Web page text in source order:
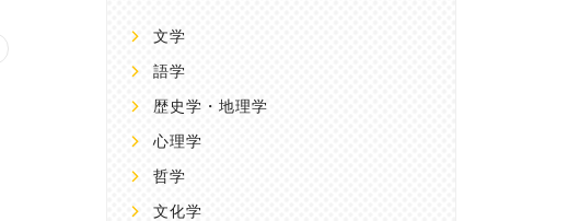
文学
語学
歴史学・地理学
心理学
哲学
文化学